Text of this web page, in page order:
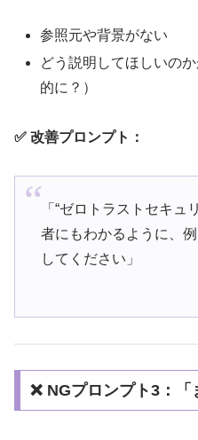
参照元や背景がない
どう説明してほしいの
的に？）
✅ 改善プロンプト：
「“ゼロトラストセキュ
者にもわかるように、
してください」
❌ NGプロンプト3：「